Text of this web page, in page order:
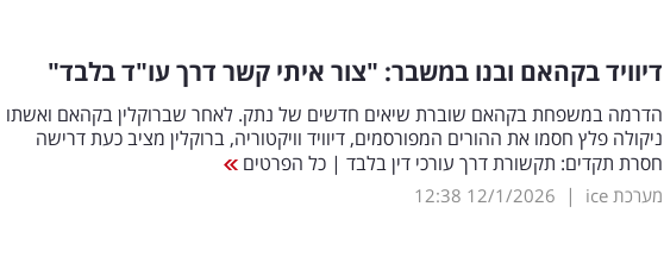
דיוויד בקהאם ובנו במשבר: "צור איתי קשר דרך עו"ד בלבד"
הדרמה במשפחת בקהאם שוברת שיאים חדשים של נתק. לאחר שברוקלין בקהאם ואשתו
ניקולה פלץ חסמו את ההורים המפורסמים, דיוויד וויקטוריה, ברוקלין מציב כעת דרישה
חסרת תקדים: תקשורת דרך עורכי דין בלבד | כל הפרטים
מערכת ice |
12/1/2026
12:38